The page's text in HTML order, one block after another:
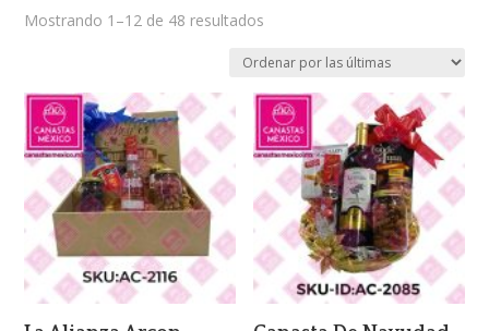
Mostrando 1–12 de 48 resultados
latest